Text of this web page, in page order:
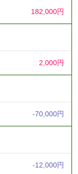
182,000円
2,000円
-70,000円
-12,000円